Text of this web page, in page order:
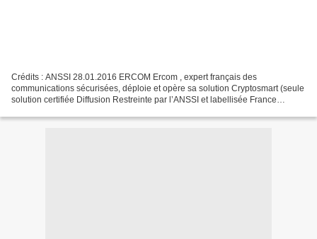
Crédits : ANSSI 28.01.2016 ERCOM Ercom , expert français des
communications sécurisées, déploie et opère sa solution Cryptosmart (seule
solution certifiée Diffusion Restreinte par l’ANSSI et labellisée France